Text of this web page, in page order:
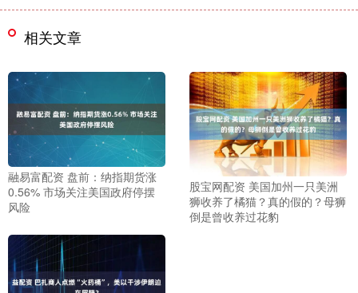
相关文章
融易富配资 盘前：纳指期货涨
0.56% 市场关注美国政府停摆
风险
股宝网配资 美国加州一只美洲
狮收养了橘猫？真的假的？母狮
倒是曾收养过花豹